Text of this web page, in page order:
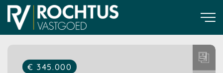
€ 345.000